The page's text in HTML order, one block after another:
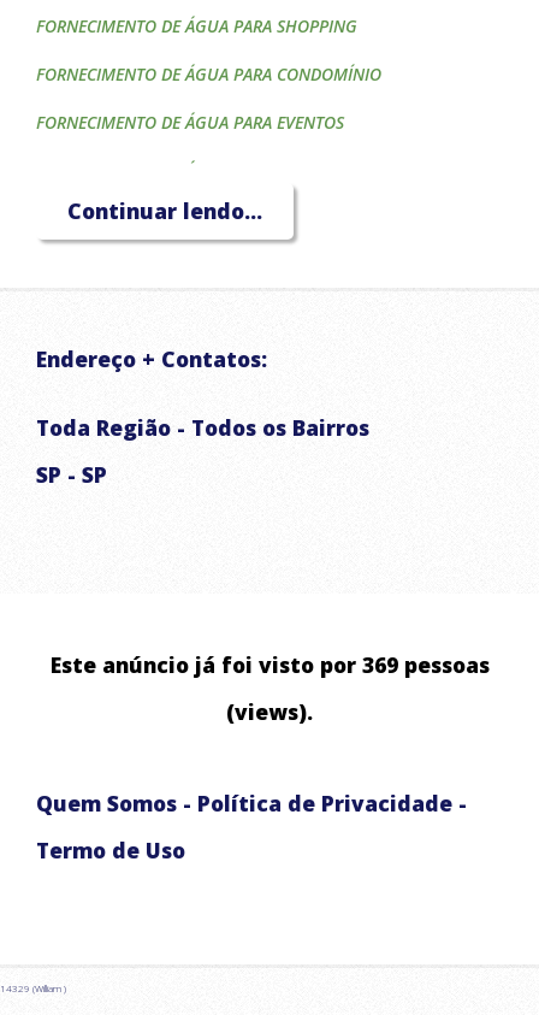
FORNECIMENTO DE ÁGUA PARA SHOPPING
FORNECIMENTO DE ÁGUA PARA CONDOMÍNIO
FORNECIMENTO DE ÁGUA PARA EVENTOS
FORNECIMENTO DE ÁGUA PARA CONSTRUTORAS
FORNECIMENTO DE ÁGUA PARA HOTÉIS
FORNECIMENTO DE ÁGUA PARA IRRIGAÇÃO
ABASTECIMENTO EMERGENCIAL
CHUVAS ARTIFICIAIS PARA EVENTOS E FILMAGENS
Continuar lendo...
Endereço + Contatos:
Toda Região - Todos os Bairros
SP - SP
Este anúncio já foi visto por 369 pessoas
(views).
Quem Somos - Política de Privacidade -
Termo de Uso
14329 (William )